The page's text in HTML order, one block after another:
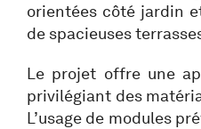
orientées côté jardin
de spacieuses
Le projet offre une
privilégiant des
L’usage de modules